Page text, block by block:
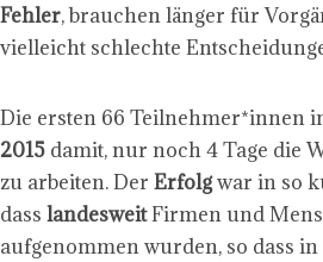
Fehler, brauchen länger für
vielleicht schlechte
Die ersten 66 Teilnehmer*innen
2015 damit, nur noch 4 Tage die
zu arbeiten. Der Erfolgwar in so
dass landesweitFirmen und
aufgenommen wurden, so dass